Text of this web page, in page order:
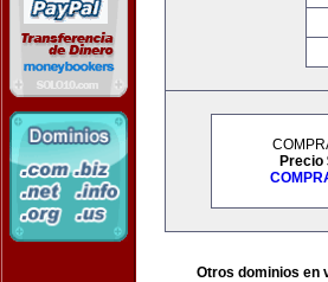
Precio
Otros dominios en